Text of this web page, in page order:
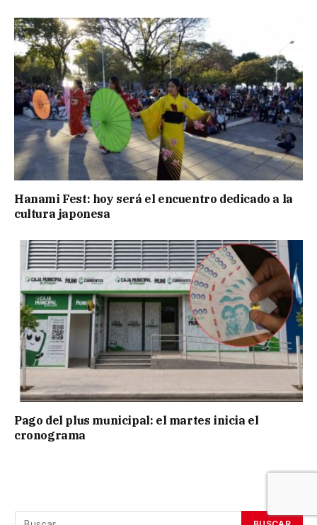
Hanami Fest: hoy será el encuentro dedicado a la
cultura japonesa
Pago del plus municipal: el martes inicia el
cronograma